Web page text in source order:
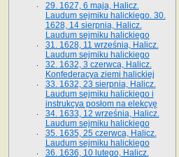
29. 1627, 6 maja, Halicz.
Laudum sejmiku halickiego. 30.
1628, 14 sierpnia, Halicz.
Laudum sejmiku halickiego
31. 1628, 11 września, Halicz.
Laudum sejmiku halickiego
32. 1632, 3 czerwca, Halicz.
Konfederacya ziemi halickiej
33. 1632, 23 sierpnia, Halicz.
Laudum sejmiku halickiego i
instrukcya posłom na elekcyę
34. 1633, 12 września, Halicz.
Laudum sejmiku halickiego
35. 1635, 25 czerwca, Halicz.
Laudum sejmiku halickiego
36. 1636, 10 lutego, Halicz.